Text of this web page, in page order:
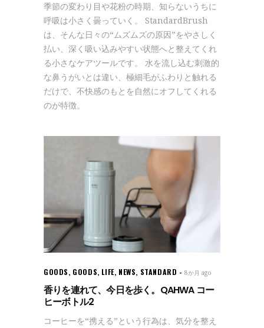
季節の変わり目や花粉の時期、知らないうちに
呼吸は小さく曇っていく。 StandardBrush
は、そんな日々の“ムズムズの原因”をやさしく
払い、深く吸い込みやすい状態へと整えてくれ
る小さなケアツールです。 水を流し込む刺激的
な鼻うがいとは違い、極細毛がふわりと触れる
だけで、不快感のもとを自然にオフしてくれる
のが特徴。
GOODS, GOODS, LIFE, NEWS, STANDARD 8か月 ago
香りを連れて、今日を歩く。QAHWA コー
ヒーボトル2
コーヒーを“携える”という行為は、気分を整え